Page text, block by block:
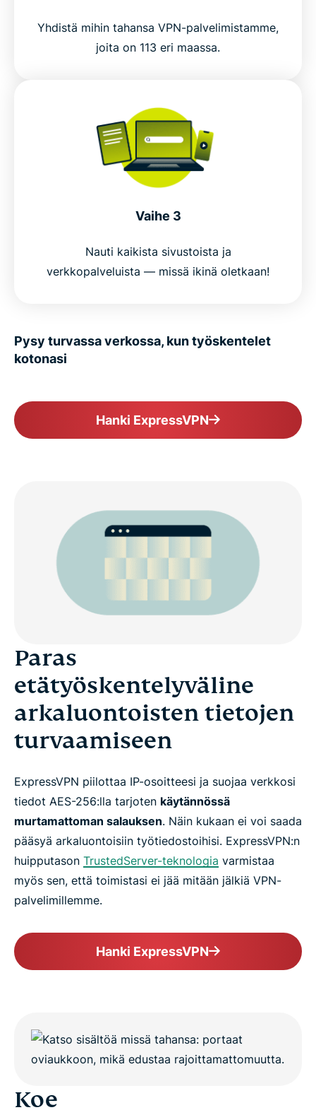
Yhdistä mihin tahansa VPN-palvelimistamme,
joita on 113 eri maassa.
Vaihe 3
Nauti kaikista sivustoista ja
verkkopalveluista — missä ikinä oletkaan!
Pysy turvassa verkossa, kun työskentelet
kotonasi
Hanki ExpressVPN
Paras
etätyöskentelyväline
arkaluontoisten tietojen
turvaamiseen
ExpressVPN piilottaa IP-osoitteesi ja suojaa verkkosi
tiedot AES-256:lla tarjoten käytännössä
murtamattoman salauksen. Näin kukaan ei voi saada
pääsyä arkaluontoisiin työtiedostoihisi. ExpressVPN:n
huipputason TrustedServer-teknologia varmistaa
myös sen, että toimistasi ei jää mitään jälkiä VPN-
palvelimillemme.
Hanki ExpressVPN
Koe